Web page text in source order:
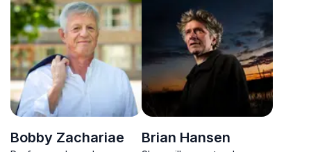
litteratur og krimigenrer.
er ekspert i fair proces og
forandringsledelse
Bobby Zachariae Brian Hansen